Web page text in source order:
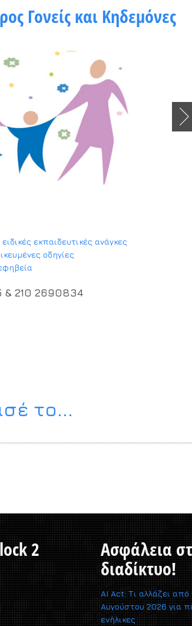
Γονείς και Κηδεμόνες
εκπαιδευτικές ανάγκες
οδηγίες
& 210 2690834
το...
2
Ασφάλεια
διαδίκτυο!
AI Act: Τι αλλάζει από
Αυγούστου 2026 για
ενήλικες